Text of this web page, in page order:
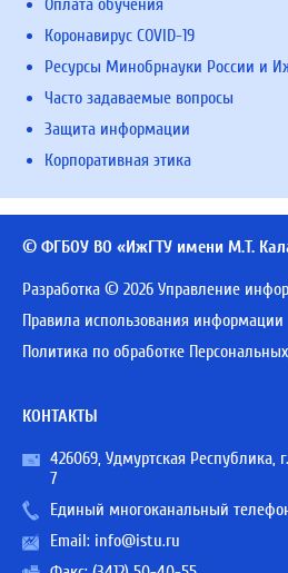
Оплата обучения
Коронавирус COVID-19
Ресурсы Минобрнауки России и
Часто задаваемые вопросы
Защита информации
Корпоративная этика
© ФГБОУ ВО «ИжГТУ имени М.Т.
Разработка © 2026 Управление
Правила использования информации
Политика по обработке
КОНТАКТЫ
426069, Удмуртская Республика,
7
Единый многоканальный
Email: info@istu.ru